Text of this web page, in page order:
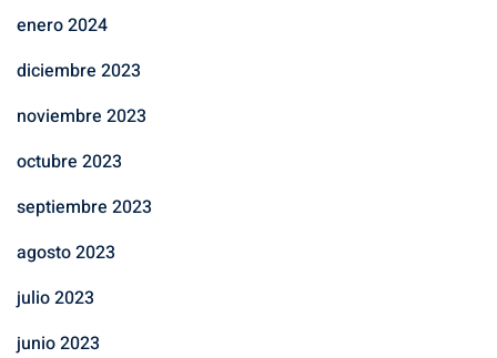
enero 2024
diciembre 2023
noviembre 2023
octubre 2023
septiembre 2023
agosto 2023
julio 2023
junio 2023